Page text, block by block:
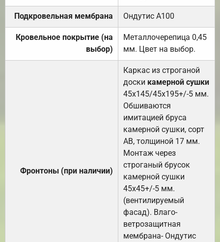
Подкровельная мембрана Ондутис А100
Кровельное покрытие (на
выбор)
Металлочерепица 0,45
мм. Цвет на выбор.
Фронтоны (при наличии)
Каркас из строганой
доски камерной сушки
45х145/45х195+/-5 мм.
Обшиваются
имитацией бруса
камерной сушки, сорт
АВ, толщиной 17 мм.
Монтаж через
строганый брусок
камерной сушки
45х45+/-5 мм.
(вентилируемый
фасад). Влаго-
ветрозащитная
мембрана- Ондутис